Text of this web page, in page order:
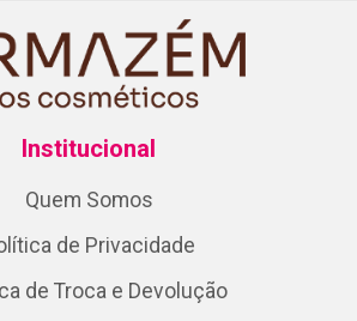
Institucional
Quem Somos
de Privacidade
de Troca e Devolução